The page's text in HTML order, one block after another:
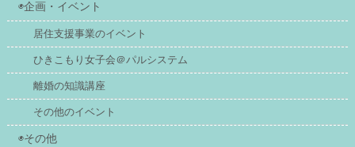
◉企画・イベント
居住支援事業のイベント
ひきこもり女子会＠パルシステム
離婚の知識講座
その他のイベント
◉その他